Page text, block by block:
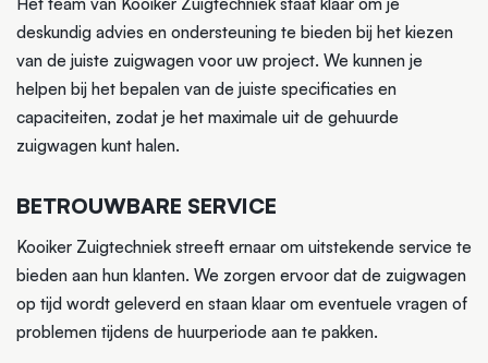
Het team van Kooiker Zuigtechniek staat klaar om je
deskundig advies en ondersteuning te bieden bij het kiezen
van de juiste zuigwagen voor uw project. We kunnen je
helpen bij het bepalen van de juiste specificaties en
capaciteiten, zodat je het maximale uit de gehuurde
zuigwagen kunt halen.
BETROUWBARE SERVICE
Kooiker Zuigtechniek streeft ernaar om uitstekende service te
bieden aan hun klanten. We zorgen ervoor dat de zuigwagen
op tijd wordt geleverd en staan klaar om eventuele vragen of
problemen tijdens de huurperiode aan te pakken.